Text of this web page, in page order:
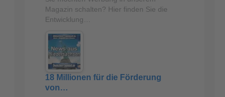
Magazin schalten? Hier finden Sie die
Entwicklung…
18 Millionen für die Förderung
von…